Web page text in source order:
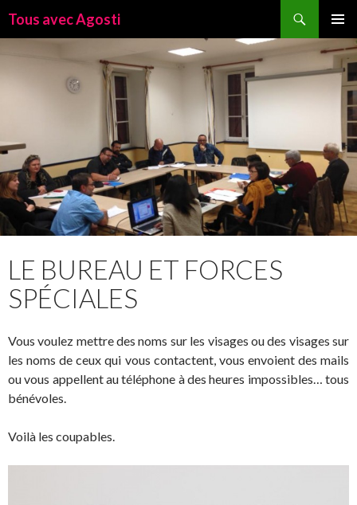
Tous avec Agosti
MENU
LE BUREAU ET FORCES
SPÉCIALES
Vous voulez mettre des noms sur les visages ou des visages sur
les noms de ceux qui vous contactent, vous envoient des mails
ou vous appellent au téléphone à des heures impossibles… tous
bénévoles.
Voilà les coupables.